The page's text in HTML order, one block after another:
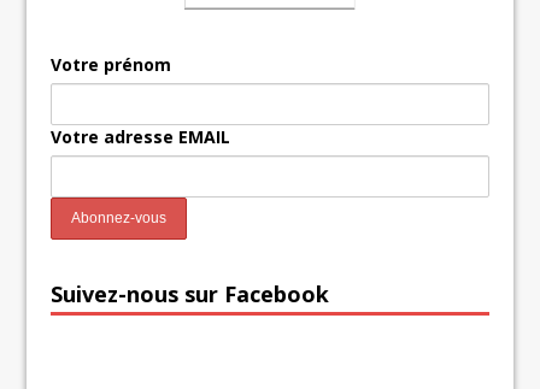
Votre prénom
Votre adresse EMAIL
Suivez-nous sur Facebook